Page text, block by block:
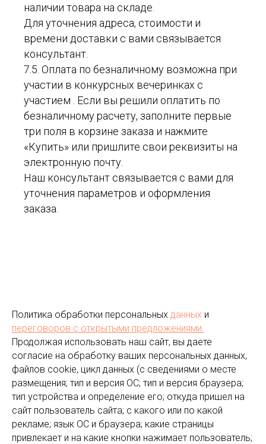
наличии товара на складе.
Для уточнения адреса, стоимости и
времени доставки с вами связывается
консультант.
7.5. Оплата по безналичному возможна при
участии в конкурсных вечеринках с
участием . Если вы решили оплатить по
безналичному расчету, заполните первые
три поля в корзине заказа и нажмите
«Купить» или пришлите свои реквизиты на
электронную почту.
Наш консультант связывается с вами для
уточнения параметров и оформления
заказа.
Политика обработки персональных данных и
переговоров с открытыми предложениями.
Продолжая использовать наш сайт, вы даете
согласие на обработку ваших персональных данных,
файлов cookie, цикл данных (с сведениями о месте
размещения; тип и версия ОС; тип и версия браузера;
тип устройства и определение его; откуда пришел на
сайт пользователь сайта; с какого или по какой
рекламе; язык ОС и браузера; какие страницы
привлекает и на какие кнопки нажимает пользователь;